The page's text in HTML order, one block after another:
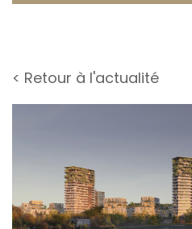
< Retour à l'actualité